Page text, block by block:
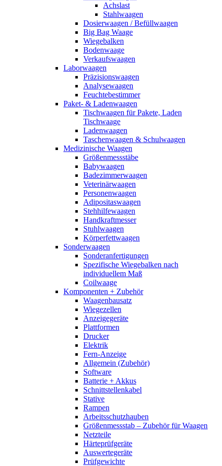
Achslast
Stahlwaagen
Dosierwaagen / Befüllwaagen
Big Bag Waage
Wiegebalken
Bodenwaage
Verkaufswaagen
Laborwaagen
Präzisionswaagen
Analysewaagen
Feuchtebestimmer
Paket- & Ladenwaagen
Tischwaagen für Pakete, Laden
Tischwaage
Ladenwaagen
Taschenwaagen & Schulwaagen
Medizinische Waagen
Größenmessstäbe
Babywaagen
Badezimmerwaagen
Veterinärwaagen
Personenwaagen
Adipositaswaagen
Stehhilfewaagen
Handkraftmesser
Stuhlwaagen
Körperfettwaagen
Sonderwaagen
Sonderanfertigungen
Spezifische Wiegebalken nach
individuellem Maß
Coilwaage
Komponenten + Zubehör
Waagenbausatz
Wiegezellen
Anzeigegeräte
Plattformen
Drucker
Elektrik
Fern-Anzeige
Allgemein (Zubehör)
Software
Batterie + Akkus
Schnittstellenkabel
Stative
Rampen
Arbeitsschutzhauben
Größenmessstab – Zubehör für Waagen
Netzteile
Härteprüfgeräte
Auswertegeräte
Prüfgewichte